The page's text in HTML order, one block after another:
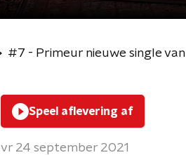
#7 - Primeur nieuwe single
Speel aflevering af
vr 24 september 2021